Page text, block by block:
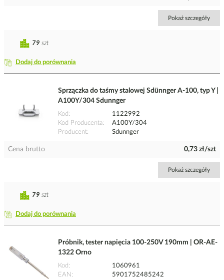
Pokaż szczegóły
Dodaj do porównania
79 szt
Sprzączka do taśmy stalowej Sdünnger A-100, typ Y |
A100Y/304 Sdunnger
Kod
1122992
Kod Producenta
A100Y/304
Producent
Sdunnger
Cena brutto 0,73 zł/szt
Pokaż szczegóły
Dodaj do porównania
79 szt
Próbnik, tester napięcia 100-250V 190mm | OR-AE-
1322 Orno
Kod
1060961
EAN
5901752485242